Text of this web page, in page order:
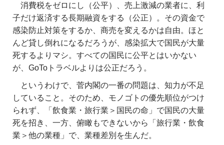
消費税をゼロにし（公平）、売上激減の業者に、利
子だけ返済する長期融資をする（公正）。その資金で
感染防止対策をするか、商売を変えるかは自由。ほと
んど貸し倒れになるだろうが、感染拡大で国民が大量
死するよりマシ。すべての国民に公平とはいかない
が、GoToトラベルよりは公正だろう。
というわけで、菅内閣の一番の問題は、知力が不足
していること。そのため、モノゴトの優先順位がつけ
られず、「飲食業・旅行業＞国民の命」で国民の大量
死を招き、一方、俯瞰もできないから「旅行業・飲食
業＞他の業種」で、業種差別を生んだ。